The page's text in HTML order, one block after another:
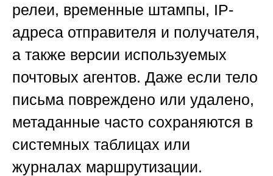
релеи, временные штампы, IP-
адреса отправителя и получателя,
а также версии используемых
почтовых агентов. Даже если тело
письма повреждено или удалено,
метаданные часто сохраняются в
системных таблицах или
журналах маршрутизации.